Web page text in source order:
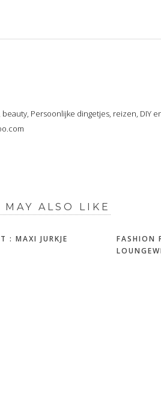
Persoonlijke dingetjes, reizen, DIY
MAY ALSO LIKE
: MAXI JURKJE
FASHION